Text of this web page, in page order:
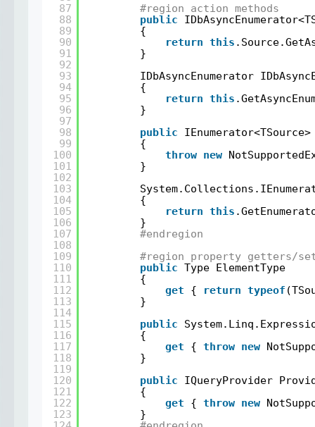
87
88
89
90
91
92
93
94
95
96
97
98
99
100
101
102
103
104
105
106
107
108
109
110
111
112
113
114
115
116
117
118
119
120
121
122
123
#region action methods
public
{
return this
}
IDbAsyncEnumerator
{
return this
}
public
{
throw
new
}
{
return this
}
#endregion
#region property getters/
public Type ElementType
{
get
{ return typeof
}
public
{
get
{ throw new
}
public
IQueryProvider
{
get
{ throw new
}